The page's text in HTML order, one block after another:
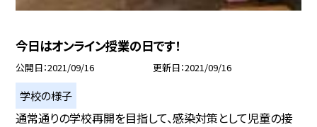
今日はオンライン授業の日です！
公開日 2021/09/16 更新日 2021/09/16
学校の様子
通常通りの学校再開を目指して、感染対策として児童の接